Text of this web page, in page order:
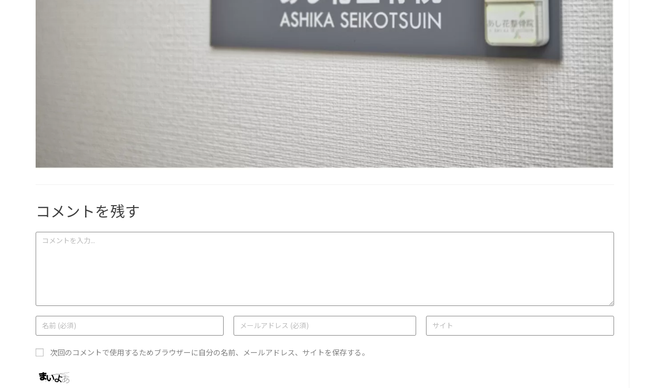
コメントを残す
次回のコメントで使用するためブラウザーに自分の名前、メールアドレス、サイトを保存する。